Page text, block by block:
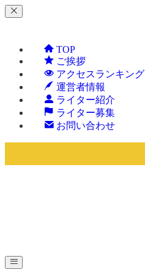
TOP
ご挨拶
アクセスランキング
運営者情報
ライター紹介
ライター募集
お問い合わせ